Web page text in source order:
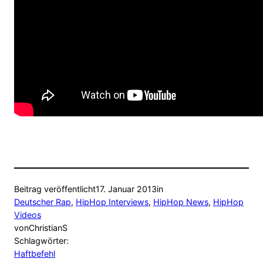
Beitrag veröffentlicht17. Januar 2013in
Deutscher Rap, HipHop Interviews, HipHop News, HipHop
Videos
vonChristianS
Schlagwörter:
Haftbefehl